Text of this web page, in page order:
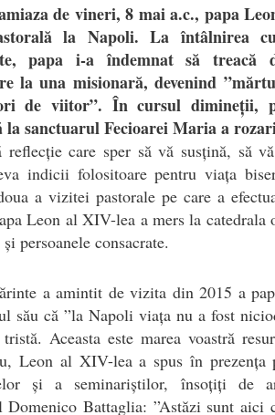
de vineri, 8 mai a.c., papa
la Napoli. La întâlnirea
papa i-a îndemnat să
la una misionară, devenind
de viitor”. În cursul dimineții,
la sanctuarul Fecioarei Maria a
reflecție care sper să vă susțină, să
indicii folositoare pentru viața
a vizitei pastorale pe care a
Leon al XIV-lea a mers la catedrala
persoanele consacrate.
a amintit de vizita din 2015 a
său că ”la Napoli viața nu a fost
Aceasta este marea voastră
Leon al XIV-lea a spus în
și a seminariștilor, însoțiți de
Domenico Battaglia: ”Astăzi sunt aici